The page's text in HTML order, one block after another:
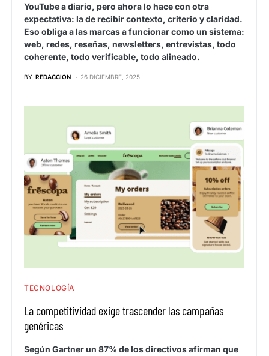
YouTube a diario, pero ahora lo hace con otra
expectativa: la de recibir contexto, criterio y claridad.
Eso obliga a las marcas a funcionar como un sistema:
web, redes, reseñas, newsletters, entrevistas, todo
coherente, todo verificable, todo alineado.
BY REDACCION 26 DICIEMBRE, 2025
TECNOLOGÍA
La competitividad exige trascender las campañas
genéricas
Según Gartner un 87% de los directivos afirman que